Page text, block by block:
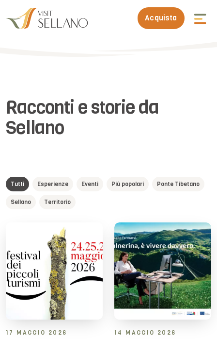
Acquista
Racconti e storie da
Sellano
Tutti Esperienze Eventi Più popolari Ponte Tibetano
Sellano Territorio
17 MAGGIO 2026 14 MAGGIO 2026